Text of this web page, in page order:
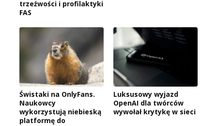
trzeźwości i profilaktyki
FAS
Świstaki na OnlyFans.
Naukowcy
wykorzystują niebieską
platformę do
Luksusowy wyjazd
OpenAI dla twórców
wywołał krytykę w sieci